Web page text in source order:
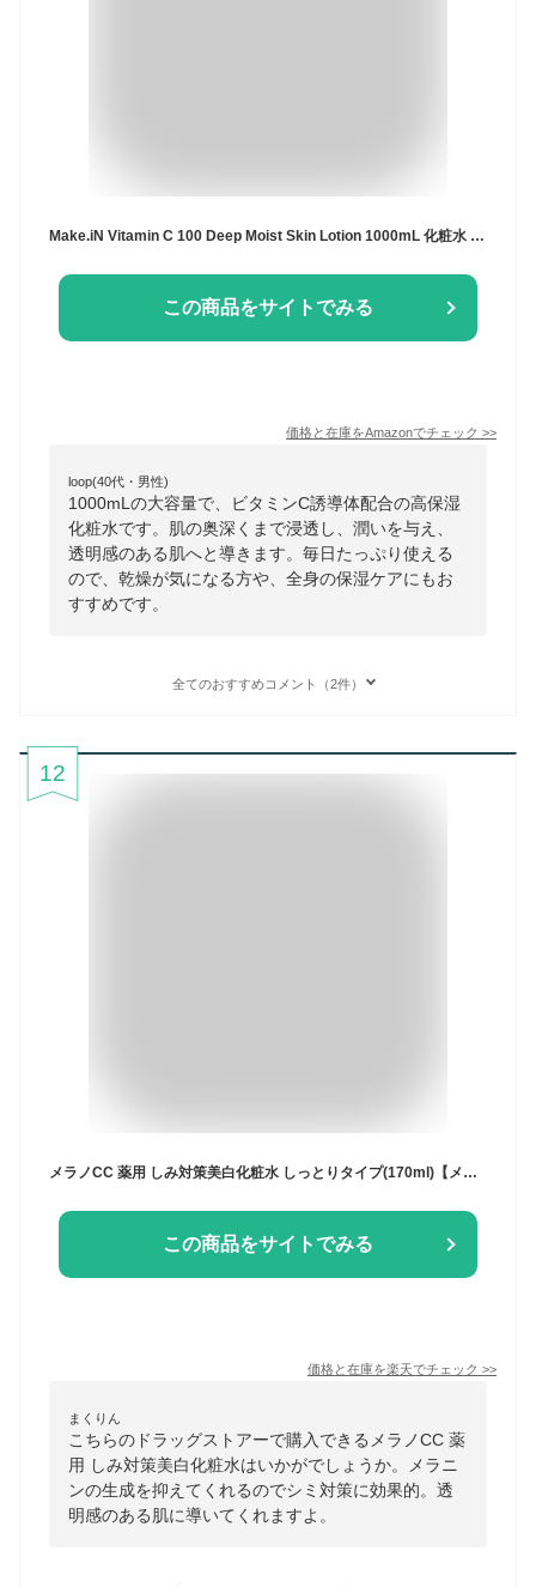
Make.iN Vitamin C 100 Deep Moist Skin Lotion 1000mL 化粧水 ビタミン ローション 保湿 浸透
この商品をサイトでみる
価格と在庫をAmazonでチェック >>
loop(40代・男性)
1000mLの大容量で、ビタミンC誘導体配合の高保湿
化粧水です。肌の奥深くまで浸透し、潤いを与え、
透明感のある肌へと導きます。毎日たっぷり使える
ので、乾燥が気になる方や、全身の保湿ケアにもお
すすめです。
全てのおすすめコメント（2件）
12
メラノCC 薬用 しみ対策美白化粧水 しっとりタイプ(170ml)【メラノCC】[化粧水 美白 メラノCC ニキビ シミ 毛穴 ビタミンC]
この商品をサイトでみる
価格と在庫を楽天でチェック >>
まくりん
こちらのドラッグストアーで購入できるメラノCC 薬
用 しみ対策美白化粧水はいかがでしょうか。メラニ
ンの生成を抑えてくれるのでシミ対策に効果的。透
明感のある肌に導いてくれますよ。